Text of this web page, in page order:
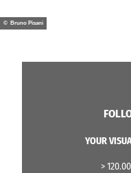
© Bruno Pisani
YOUR
>